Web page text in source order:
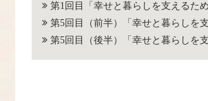
第1回目「幸せと暮らしを支えるため
第5回目（前半）「幸せと暮らしを
第5回目（後半）「幸せと暮らしを